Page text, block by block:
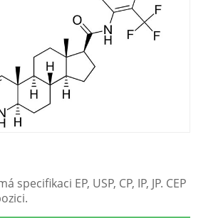
specifikaci EP, USP, CP, IP, JP. CEP